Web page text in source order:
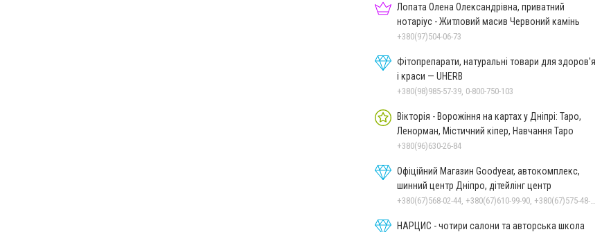
Лопата Олена Олександрівна, приватний
нотаріус - Житловий масив Червоний камінь
+380(97)504-06-73
Фітопрепарати, натуральні товари для здоров'я
і краси — UHERB
+380(98)985-57-39, 0-800-750-103
Вікторія - Ворожіння на картах у Дніпрі: Таро,
Ленорман, Містичний кіпер, Навчання Таро
+380(96)630-26-84
Офіційний Магазин Goodyear, автокомплекс,
шинний центр Дніпро, дітейлінг центр
НАРЦИС - чотири салони та авторська школа